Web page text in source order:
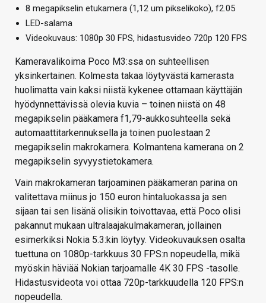
8 megapikselin etukamera (1,12 um pikselikoko), f2.05
LED-salama
Videokuvaus: 1080p 30 FPS, hidastusvideo 720p 120 FPS
Kameravalikoima Poco M3:ssa on suhteellisen
yksinkertainen. Kolmesta takaa löytyvästä kamerasta
huolimatta vain kaksi niistä kykenee ottamaan käyttäjän
hyödynnettävissä olevia kuvia – toinen niistä on 48
megapikselin pääkamera f1,79-aukkosuhteella sekä
automaattitarkennuksella ja toinen puolestaan 2
megapikselin makrokamera. Kolmantena kamerana on 2
megapikselin syvyystietokamera.
Vain makrokameran tarjoaminen pääkameran parina on
valitettava miinus jo 150 euron hintaluokassa ja sen
sijaan tai sen lisänä olisikin toivottavaa, että Poco olisi
pakannut mukaan ultralaajakulmakameran, jollainen
esimerkiksi Nokia 5.3:kin löytyy. Videokuvauksen osalta
tuettuna on 1080p-tarkkuus 30 FPS:n nopeudella, mikä
myöskin häviää Nokian tarjoamalle 4K 30 FPS -tasolle.
Hidastusvideota voi ottaa 720p-tarkkuudella 120 FPS:n
nopeudella.